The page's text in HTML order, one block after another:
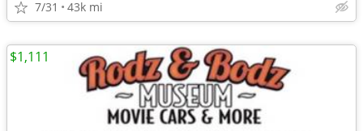
7/31 43k mi
$1,111